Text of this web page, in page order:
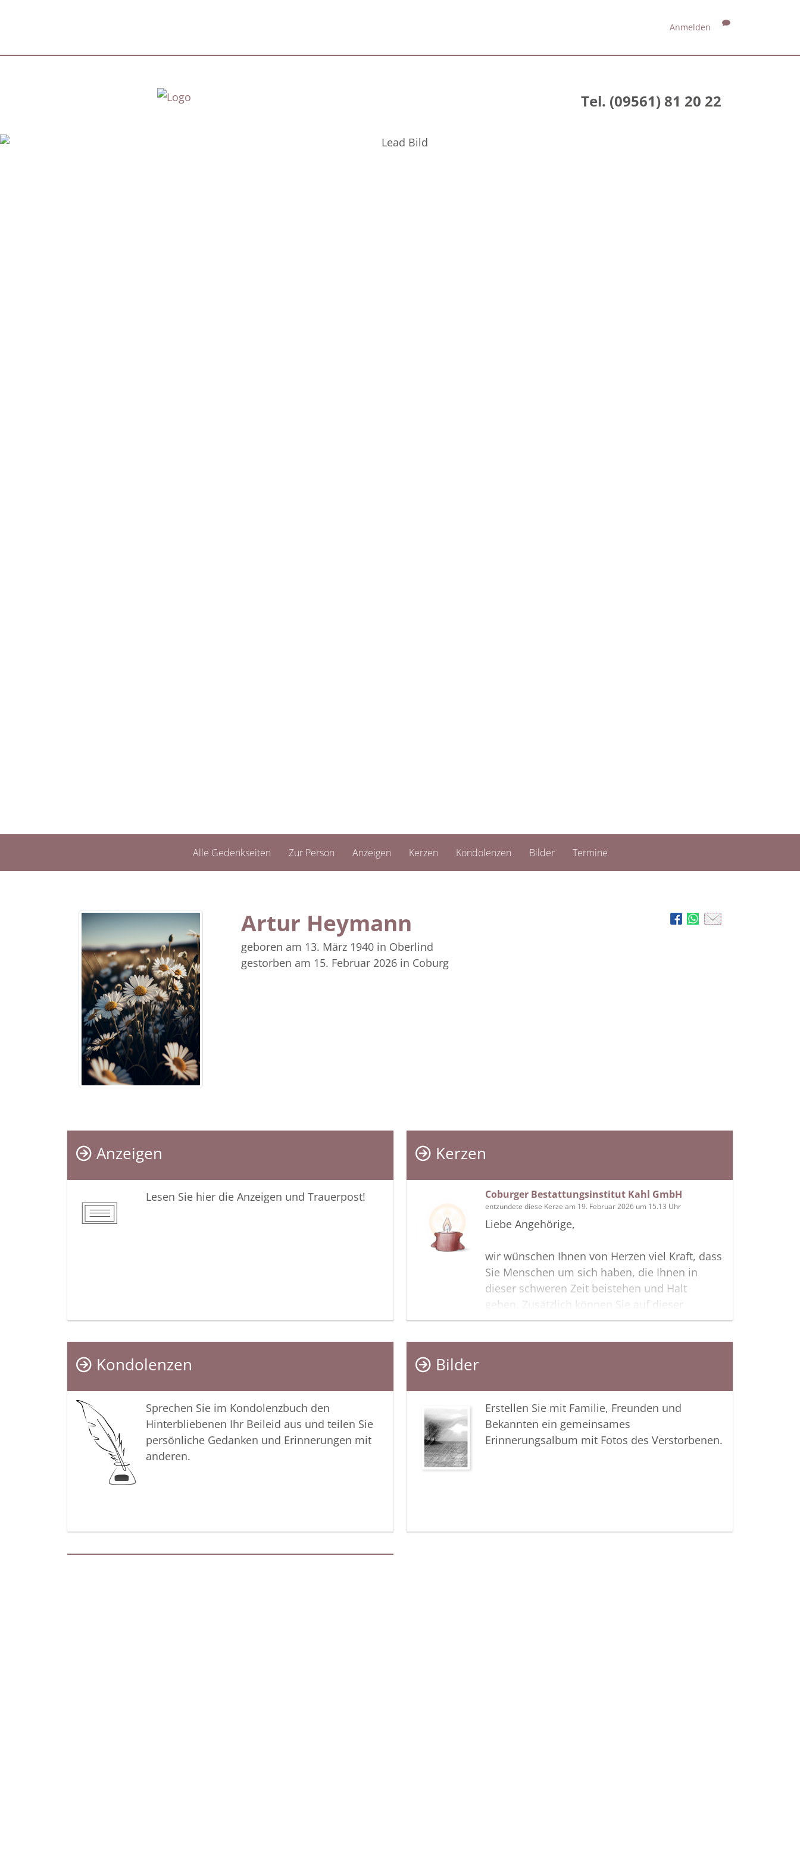
Anmelden
Tel. (09561) 81 20 22
Alle Gedenkseiten Zur Person Anzeigen Kerzen Kondolenzen Bilder Termine
Artur Heymann
geboren am 13. März 1940 in Oberlind
gestorben am 15. Februar 2026 in Coburg
Anzeigen
Lesen Sie hier die Anzeigen und Trauerpost!
Kerzen
Coburger Bestattungsinstitut Kahl GmbH
entzündete diese Kerze am 19. Februar 2026 um 15.13 Uhr
Liebe Angehörige,
wir wünschen Ihnen von Herzen viel Kraft, dass
Sie Menschen um sich haben, die Ihnen in
dieser schweren Zeit beistehen und Halt
geben. Zusätzlich können Sie auf dieser
Gedenkseite Erinnerungen teilen und so das
Ihr Coburger Bestattungsinstitut Kahl
Kondolenzen
Sprechen Sie im Kondolenzbuch den
Hinterbliebenen Ihr Beileid aus und teilen Sie
persönliche Gedanken und Erinnerungen mit
anderen.
Bilder
Erstellen Sie mit Familie, Freunden und
Bekannten ein gemeinsames
Erinnerungsalbum mit Fotos des Verstorbenen.